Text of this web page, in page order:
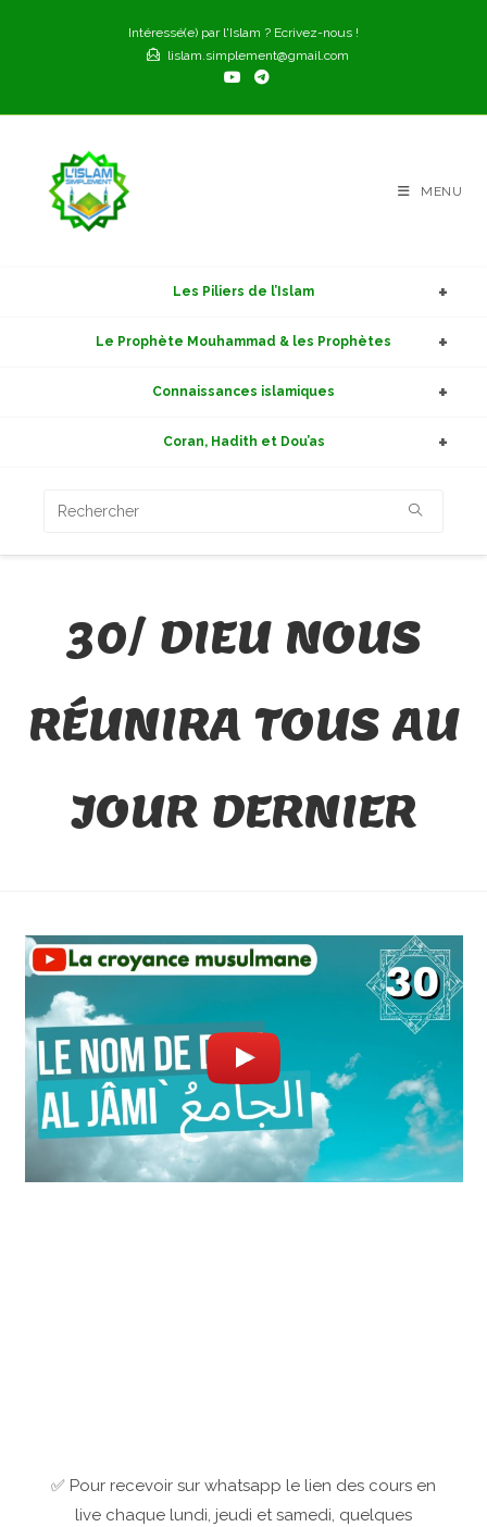
Intéressé(e) par l'Islam ? Ecrivez-nous !
lislam.simplement@gmail.com
MENU
Les Piliers de l’Islam
Le Prophète Mouhammad & les Prophètes
Connaissances islamiques
Coran, Hadith et Dou’as
30/ DIEU NOUS
RÉUNIRA TOUS AU
JOUR DERNIER
✅ Pour recevoir sur whatsapp le lien des cours en
live chaque lundi, jeudi et samedi, quelques